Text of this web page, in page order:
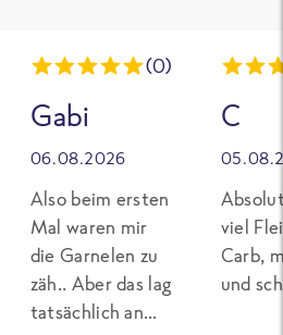
(0)
Gabi
06.08.2026
Also beim ersten
Mal waren mir
die Garnelen zu
zäh.. Aber das lag
tatsächlich an
C
viel
Carb,
und